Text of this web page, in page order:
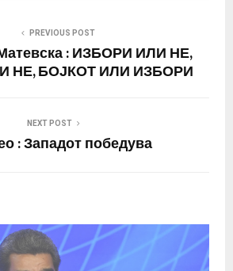
PREVIOUS POST
: ИЗБОРИ ИЛИ НЕ,
НЕ, БОЈКОТ ИЛИ ИЗБОРИ
NEXT POST
: Западот победува